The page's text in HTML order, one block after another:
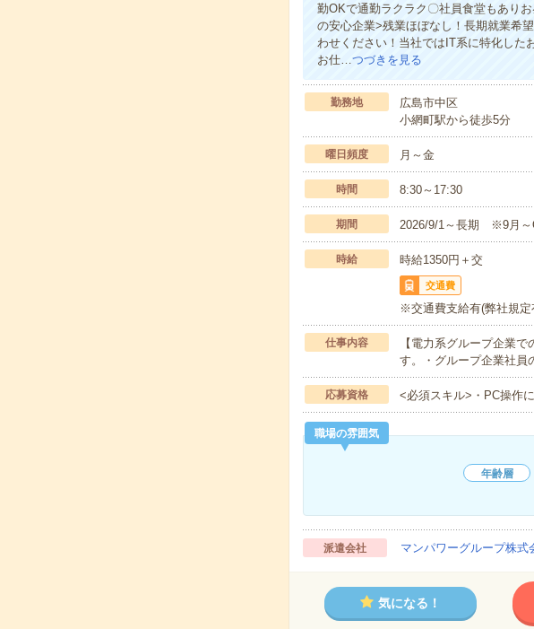
勤OKで通勤ラクラク〇社員食堂もあり
の安心企業>残業ほぼなし！長期就業希
わせください！当社ではIT系に特化した
お仕…つづきを見る
勤務地
広島市中区
小網町駅から徒歩5分
曜日頻度 月～金
時間 8:30～17:30
期間 2026/9/1～長期 ※9月～
時給 時給1350円＋交
交通費
※交通費支給有(弊社規定
仕事内容
【電力系グループ企業
す。・グループ企業社
応募資格 <必須スキル>・PC操作
職場の雰囲気
年齢層
派遣会社 マンパワーグループ株
気になる！